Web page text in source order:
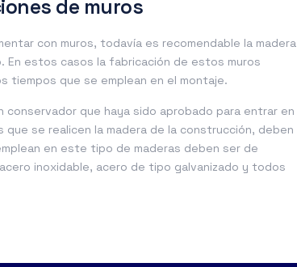
de muros
con muros, todavía es recomendable la madera
estos casos la fabricación de estos muros
tiempos que se emplean en el montaje.
conservador que haya sido aprobado para entrar en
se realicen la madera de la construcción, deben
en este tipo de maderas deben ser de
inoxidable, acero de tipo galvanizado y todos